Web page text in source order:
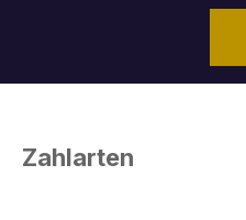
Zahlarten